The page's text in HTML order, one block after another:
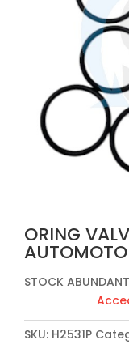
ORING
STOCK
SKU: H2531P